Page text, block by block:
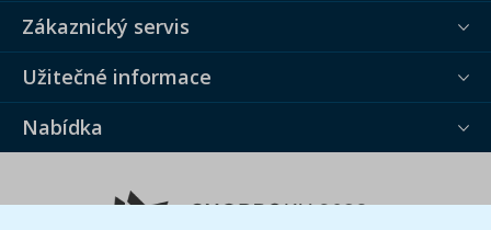
Zákaznický servis
Užitečné informace
Nabídka